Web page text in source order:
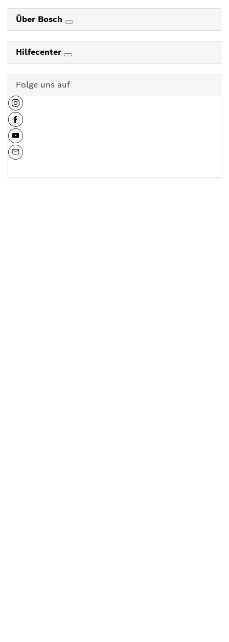
Über Bosch
Hilfecenter
Folge uns auf